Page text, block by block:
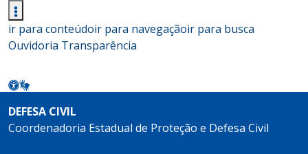
ir para conteúdoir para navegaçãoir para busca
Ouvidoria Transparência
DEFESA CIVIL
Coordenadoria Estadual de Proteção e Defesa Civil